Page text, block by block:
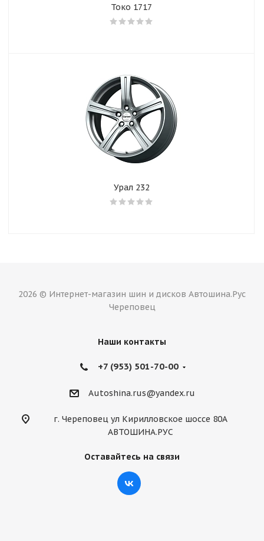
Токо 1717
Урал 232
2026 © Интернет-магазин шин и дисков Автошина.Рус
Череповец
Наши контакты
+7 (953) 501-70-00
Autoshina.rus@yandex.ru
г. Череповец ул Кирилловское шоссе 80А
АВТОШИНА.РУС
Оставайтесь на связи